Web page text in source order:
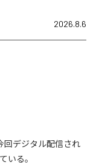
2026.8.6
回デジタル配信され
いる。